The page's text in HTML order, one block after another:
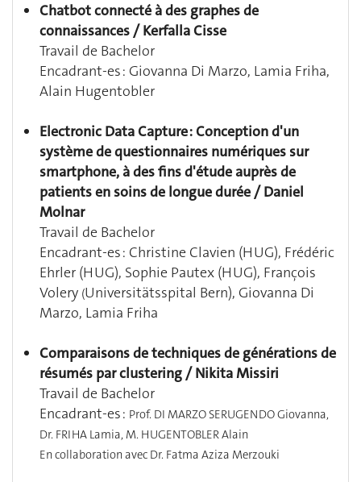
Chatbot connecté à des graphes de
connaissances / Kerfalla Cisse
Travail de Bachelor
Encadrant-es : Giovanna Di Marzo, Lamia Friha,
Alain Hugentobler
Electronic Data Capture : Conception d'un
système de questionnaires numériques sur
smartphone, à des fins d'étude auprès de
patients en soins de longue durée / Daniel
Molnar
Travail de Bachelor
Encadrant-es : Christine Clavien (HUG), Frédéric
Ehrler (HUG), Sophie Pautex (HUG), François
Volery (Universitätsspital Bern), Giovanna Di
Marzo, Lamia Friha
Comparaisons de techniques de générations de
résumés par clustering / Nikita Missiri
Travail de Bachelor
Encadrant-es : Prof. DI MARZO SERUGENDO Giovanna,
Dr. FRIHA Lamia, M. HUGENTOBLER Alain
En collaboration avec Dr. Fatma Aziza Merzouki